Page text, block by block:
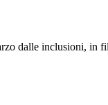
dalle inclusioni, in